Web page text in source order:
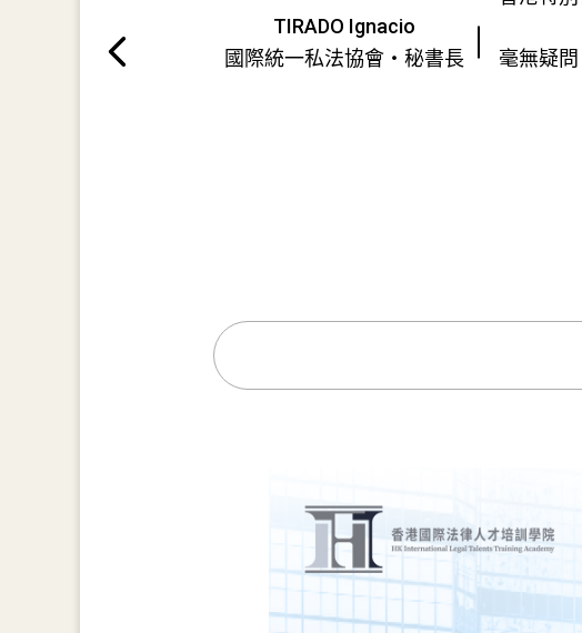
TIRADO Ignacio
國際統一私法協會・秘書長
毫無疑